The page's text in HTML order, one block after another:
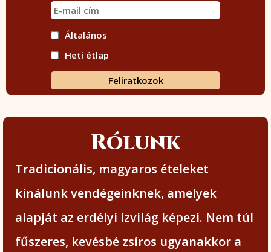
Általános
Heti étlap
Rólunk
Tradicionális, magyaros ételeket
kínálunk vendégeinknek, amelyek
alapját az erdélyi ízvilág képezi. Nem túl
fűszeres, kevésbé zsíros ugyanakkor a